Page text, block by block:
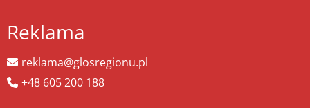
Reklama
reklama@glosregionu.pl
+48 605 200 188